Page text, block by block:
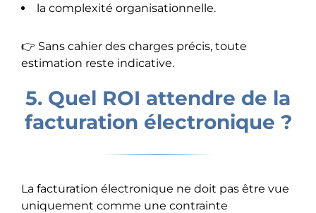
la complexité organisationnelle.
👉 Sans cahier des charges précis, toute
estimation reste indicative.
5. Quel ROI attendre de la
facturation électronique ?
La facturation électronique ne doit pas être vue
uniquement comme une contrainte